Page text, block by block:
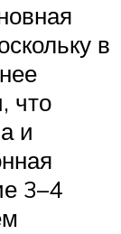
в
что
и
3–4